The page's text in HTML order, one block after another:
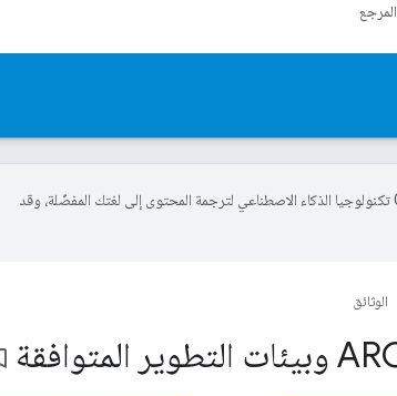
المرجع
تستخدم Google تكنولوجيا الذكاء الاصطناعي لترجمة المحتوى إلى لغتك المفضّلة، وقد
الوثائق